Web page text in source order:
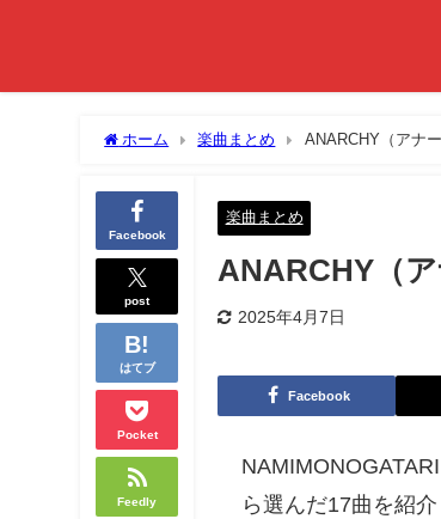
ホーム 楽曲まとめ ANARCHY（アナ
Facebook
post
はてブ
Pocket
Feedly
楽曲まとめ
ANARCHY（
2025年4月7日
Facebook
ら選んだ17曲を紹介